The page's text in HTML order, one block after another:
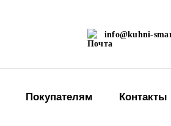
info@kuhni-
Покупателям Контакты